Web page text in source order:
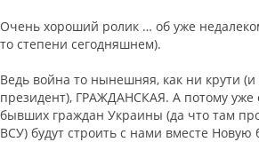
Очень хороший ролик … об уже
то степени сегодняшнем).
Ведь война то нынешняя, как ни крути
президент), ГРАЖДАНСКАЯ. А потому уже
бывших граждан Украины (да что там
ВСУ) будут строить с нами вместе